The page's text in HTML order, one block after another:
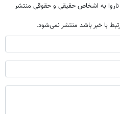
به اشخاص حقیقی و حقوقی منتشر
با خبر باشد منتشر نمی‌شود.